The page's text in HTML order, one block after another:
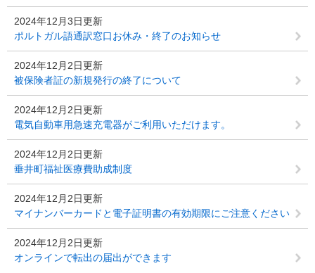
2024年12月3日更新
ポルトガル語通訳窓口お休み・終了のお知らせ
2024年12月2日更新
被保険者証の新規発行の終了について
2024年12月2日更新
電気自動車用急速充電器がご利用いただけます。
2024年12月2日更新
垂井町福祉医療費助成制度
2024年12月2日更新
マイナンバーカードと電子証明書の有効期限にご注意ください
2024年12月2日更新
オンラインで転出の届出ができます